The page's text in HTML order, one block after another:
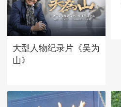
大型人物纪录片《吴为
山》